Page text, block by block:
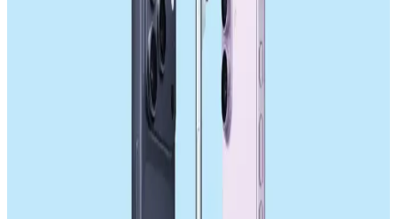
verimliliği ve donanım optimizasyonları sayesinde tatmin edici
kullanım süresi sunuyor. Uluslararası düzenlemeler ve tasarım
kısıtlamaları batarya kapasitesini sınırlıyor.
Sony'nin Akıllı Telefon Pazarındaki Konumu ve
ABD Pazarındaki Rekabet Dinamikleri
Sony, yüksek fiyat ve yetersiz yazılım desteği nedeniyle akıllı
telefon pazarında gerilerken, ABD'de Samsung ve Apple hakimiyeti
DRAM Kıtlığı ve Apple'ın Akıllı Telefon